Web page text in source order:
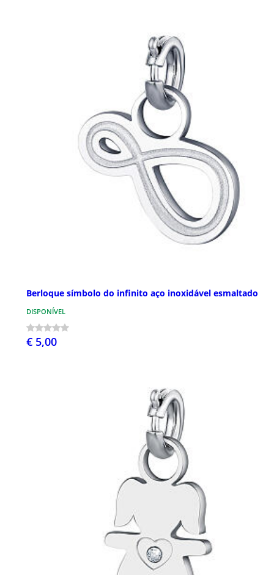
Berloque símbolo do infinito aço inoxidável esmaltado
DISPONÍVEL
€ 5,00